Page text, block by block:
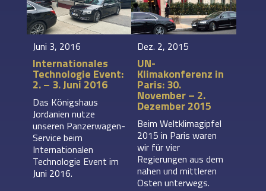
Juni 3, 2016
Internationales
Technologie Event:
2. – 3. Juni 2016
Das Königshaus
Jordanien nutze
unseren Panzerwagen-
Service beim
Internationalen
Technologie Event im
Juni 2016.
Dez. 2, 2015
UN-
Klimakonferenz in
Paris: 30.
November – 2.
Dezember 2015
Beim Weltklimagipfel
2015 in Paris waren
wir für vier
Regierungen aus dem
nahen und mittleren
Osten unterwegs.